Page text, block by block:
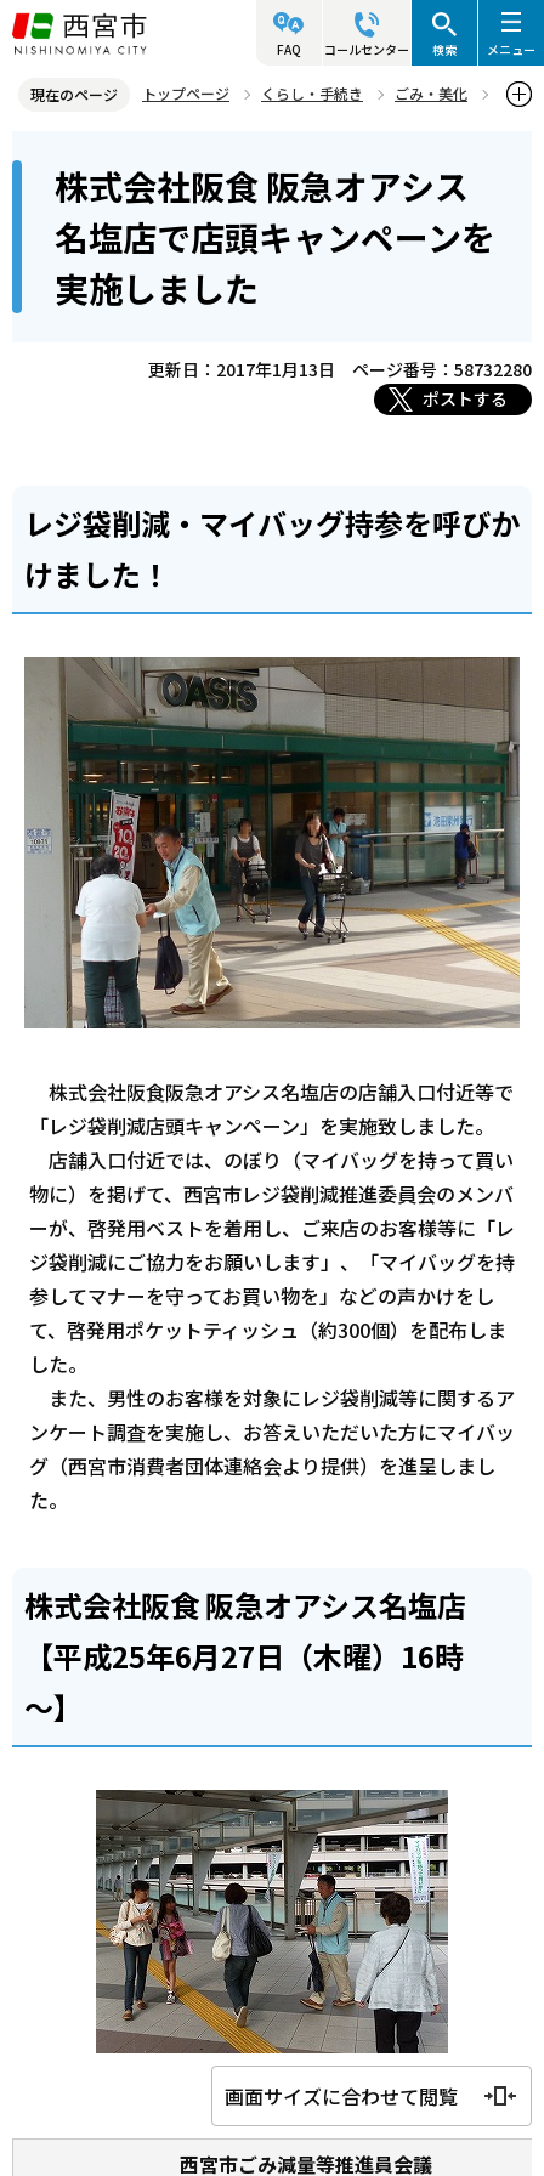
こ
の
ジ
す
FAQ コールセンター 検索 メニュー
現在のページ トップページ くらし・手続き
ごみ・美化
レジ袋削減店頭キャンペーン
株式会社阪食 阪急オアシス名塩店で店頭キャンペーンを実施しまし
ら
株式会社阪食 阪急オアシス
名塩店で店頭キャンペーンを
実施しました
更新日：2017年1月13日
ページ番号：58732280
ポストする
レジ袋削減・マイバッグ持参を呼びか
けました！
株式会社阪食阪急オアシス名塩店の店舗入口付近等で
「レジ袋削減店頭キャンペーン」を実施致しました。
店舗入口付近では、のぼり（マイバッグを持って買い
物に）を掲げて、西宮市レジ袋削減推進委員会のメンバ
ーが、啓発用ベストを着用し、ご来店のお客様等に「レ
ジ袋削減にご協力をお願いします」、「マイバッグを持
参してマナーを守ってお買い物を」などの声かけをし
て、啓発用ポケットティッシュ（約300個）を配布しま
した。
また、男性のお客様を対象にレジ袋削減等に関するア
ンケート調査を実施し、お答えいただいた方にマイバッ
グ（西宮市消費者団体連絡会より提供）を進呈しまし
た。
株式会社阪食 阪急オアシス名塩店
【平成25年6月27日（木曜）16時
～】
画面サイズに合わせて閲覧
西宮市ごみ減量等推進員会議